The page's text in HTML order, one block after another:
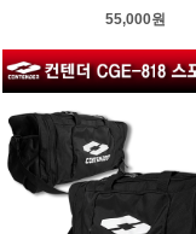
55,000원